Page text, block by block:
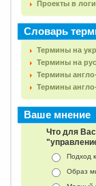
Проекты в
Словарь
Термины на
Термины на
Термины
Термины
Ваше мнение
Что для
Подход
Образ